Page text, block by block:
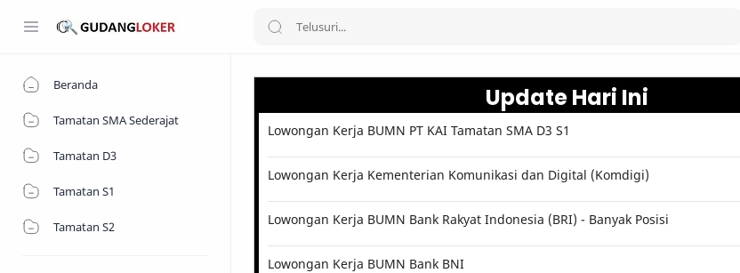
Beranda
Tamatan SMA Sederajat
Tamatan D3
Tamatan S1
Tamatan S2
Update Hari Ini
Lowongan Kerja BUMN PT KAI Tamatan SMA D3 S1
Lowongan Kerja Kementerian Komunikasi dan Digital (Komdigi)
Lowongan Kerja BUMN Bank Rakyat Indonesia (BRI) - Banyak Posisi
Lowongan Kerja BUMN Bank BNI